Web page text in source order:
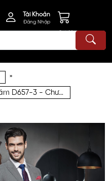
Tài Khoản
Đăng Nhập
Giỏ Hàng
»
Bộ suit nam cao cấp xám D657-3 - Chưa bao gồm ghile